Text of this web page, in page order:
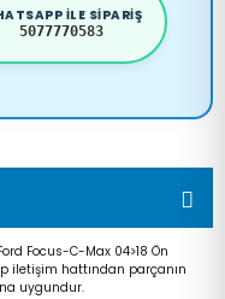
ILE SIPARIŞ
5077770583
Focus-C-Max 04>18 Ön
iletişim hattından parçanın
uygundur.